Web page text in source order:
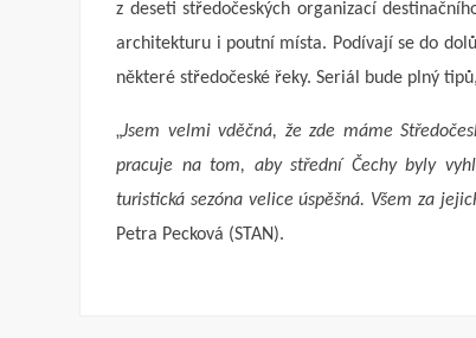
z deseti středočeských organizací
architekturu i poutní místa. Podívají se do
některé středočeské řeky. Seriál bude plný
„Jsem velmi vděčná, že zde máme
pracuje na tom, aby střední Čechy byly
turistická sezóna velice úspěšná. Všem za
Petra Pecková (STAN).